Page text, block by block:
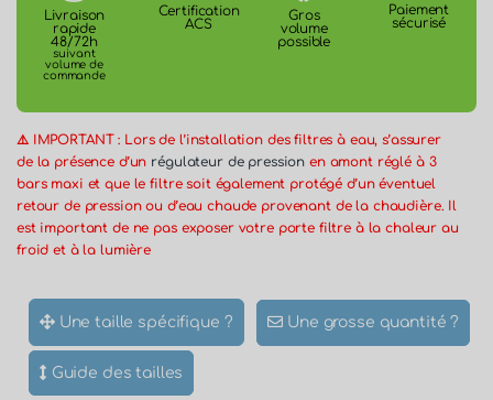
Livraison
rapide
48/72h
suivant
volume de
commande
Certification
ACS
Gros
volume
possible
Paiement
sécurisé
⚠️ IMPORTANT : Lors de l’installation des filtres à eau, s’assurer
de la présence d’un régulateur de pression en amont réglé à 3
bars maxi et que le filtre soit également protégé d’un éventuel
retour de pression ou d’eau chaude provenant de la chaudière. Il
est important de ne pas exposer votre porte filtre à la chaleur au
froid et à la lumière
Une taille spécifique ? Une grosse quantité ?
Guide des tailles